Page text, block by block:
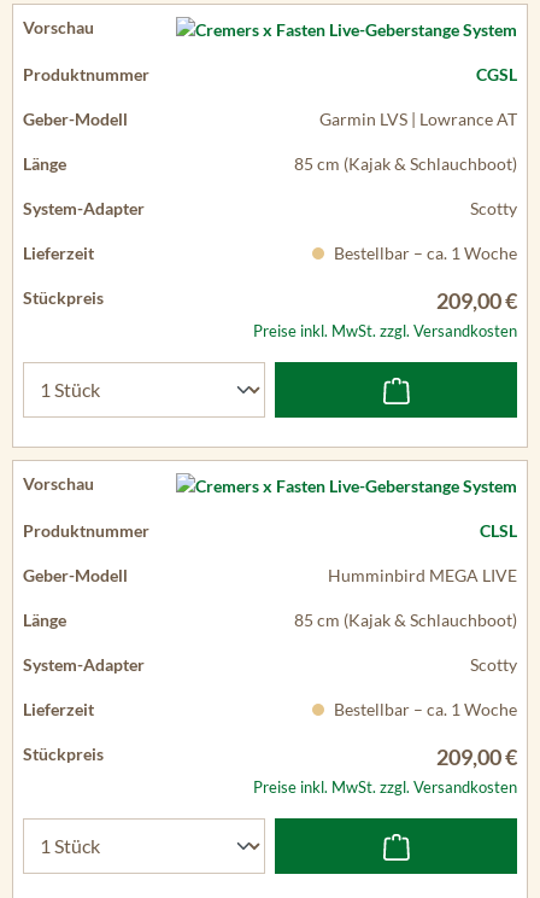
CGSL
Garmin LVS | Lowrance AT
85 cm (Kajak & Schlauchboot)
Scotty
Bestellbar – ca. 1 Woche
209,00 €
Preise inkl. MwSt. zzgl. Versandkosten
CLSL
Humminbird MEGA LIVE
85 cm (Kajak & Schlauchboot)
Scotty
Bestellbar – ca. 1 Woche
209,00 €
Preise inkl. MwSt. zzgl. Versandkosten